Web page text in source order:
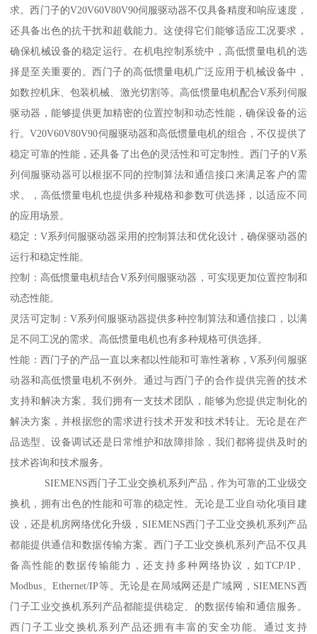
求。西门子的V20V60V80V90伺服驱动器不仅具备精度和响应速度，
还具备出色的抗干扰和超载能力。这使得它们能够适应工况要求，
确保机械设备的稳定运行。在机电控制系统中，高低惯量电机的选
择是至关重要的。西门子的高低惯量电机广泛应用于机械设备中，
如数控机床、包装机械、激光切割等。高低惯量电机配合V系列伺服
驱动器，能够提供更加精密的位置控制和动态性能，确保设备的运
行。V20V60V80V90伺服驱动器和高低惯量电机的组合，不仅提供了
稳定可靠的性能，还具备了出色的灵活性和可定制性。西门子的V系
列伺服驱动器可以根据不同的控制算法和通信接口来满足客户的需
求。，高低惯量电机也提供多种规格和参数可供选择，以适应不同
的应用场景。
稳定：V系列伺服驱动器采用的控制算法和优化设计，确保驱动器的
运行和稳定性能。
控制：高低惯量电机结合V系列伺服驱动器，可实现更加位置控制和
动态性能。
灵活可定制：V系列伺服驱动器提供多种控制算法和通信接口，以满
足不同工况的需求。高低惯量电机也有多种规格可供选择。
性能：西门子的产品一直以来都以性能和可靠性著称，V系列伺服驱
动器和高低惯量电机不例外。通过与西门子的合作提供完善的技术
支持和解决方案。我们拥有一支技术团队，能够为您提供定制化的
解决方案，并根据您的需求进行技术开发和技术转让。无论是在产
品选型、设备调试还是日常维护和故障排除，我们都将提供及时的
技术咨询和技术服务。
SIEMENS西门子工业交换机系列产品，作为可靠的工业级交
换机，拥有出色的性能和可靠的稳定性。无论是工业自动化项目建
设，还是机房网络优化升级，SIEMENS西门子工业交换机系列产品
都能提供通信和数据传输方案。西门子工业交换机系列产品不仅具
备高性能的数据传输能力，还支持多种网络协议，如TCP/IP、
Modbus、Ethernet/IP等。无论是在局域网还是广域网，SIEMENS西
门子工业交换机系列产品都能提供稳定、的数据传输和通信服务。
西门子工业交换机系列产品还拥有丰富的安全功能。通过支持